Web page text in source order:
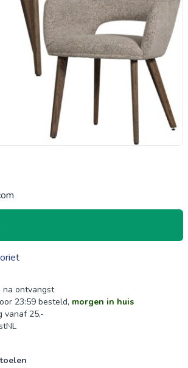
na ontvangst
23:59 besteld, morgen in huis
vanaf 25,-